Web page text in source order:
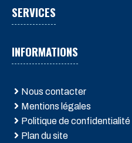
SERVICES
INFORMATIONS
Nous contacter
Mentions légales
Politique de confidentialité
Plan du site